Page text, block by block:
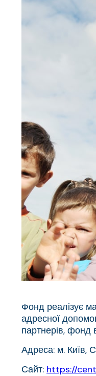
Фонд реалізує
адресної
партнерів, фонд
Адреса: м. Київ,
Сайт: https://